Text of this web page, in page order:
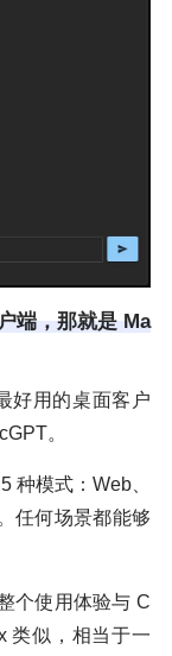
端，那就是 Ma
好用的桌面客户
。
种模式：Web、
任何场景都能够
个使用体验与 C
类似，相当于一